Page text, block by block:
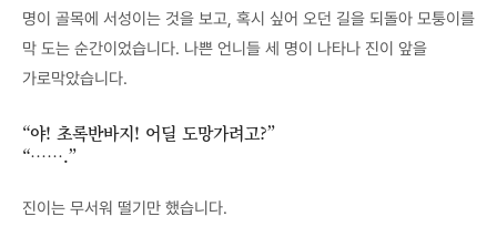
명이 골목에 서성이는 것을 보고, 혹시 싶어 오던 길을 되돌아 모퉁이를
막 도는 순간이었습니다. 나쁜 언니들 세 명이 나타나 진이 앞을
가로막았습니다.
“야! 초록반바지! 어딜 도망가려고?”
“…….”
진이는 무서워 떨기만 했습니다.